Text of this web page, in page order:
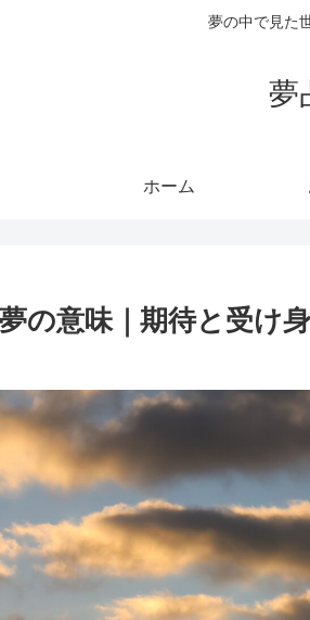
夢の中で見た
夢
ホーム
の意味｜期待と受け